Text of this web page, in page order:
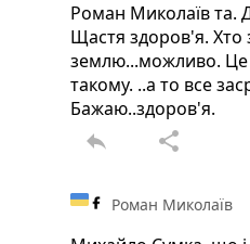
Роман Миколаїв та.
Щастя здоров'я.
землю...можливо. Це
такому. ..а то все
Бажаю..здоров'я.
reply share
Роман Миколаїв